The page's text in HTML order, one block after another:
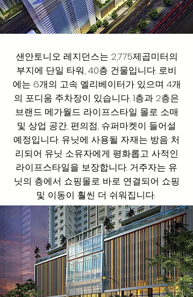
샌안토니오 레지던스는 2,775제곱미터의
부지에 단일 타워, 40층 건물입니다. 로비
에는 6개의 고속 엘리베이터가 있으며 4개
의 포디움 주차장이 있습니다. 1층과 2층은
브랜드 메가월드 라이프스타일 몰로 소매
및 상업 공간, 편의점, 슈퍼마켓이 들어설
예정입니다. 유닛에 사용될 자재는 방음 처
리되어 유닛 소유자에게 평화롭고 사적인
라이프스타일을 보장합니다. 거주자는 유
닛의 층에서 쇼핑몰로 바로 연결되어 쇼핑
및 이동이 훨씬 더 쉬워집니다.